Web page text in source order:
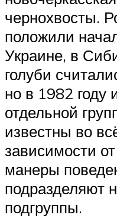
чернохвосты.
положили
Украине, в
голуби
но в 1982 году
отдельной
известны во
зависимости
манеры
подразделяют
подгруппы.